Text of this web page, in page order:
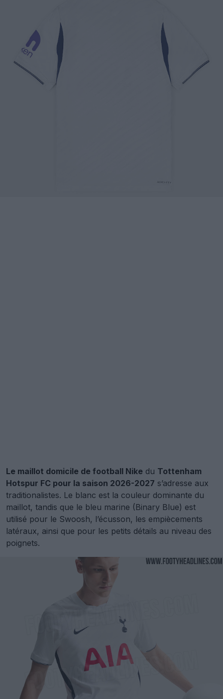
Le maillot domicile de football Nike du Tottenham
Hotspur FC pour la saison 2026-2027 s’adresse aux
traditionalistes. Le blanc est la couleur dominante du
maillot, tandis que le bleu marine (Binary Blue) est
utilisé pour le Swoosh, l’écusson, les empiècements
latéraux, ainsi que pour les petits détails au niveau des
poignets.